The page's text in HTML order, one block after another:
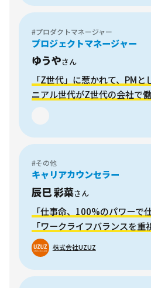
#プロダクトマネージャー
プロジェクトマネージャー
ゆうやさん
「Z世代」に惹かれて、PM
ニアル世代がZ世代の会社で
#その他
キャリアカウンセラー
辰巳 彩菜さん
「仕事命、100%のパワーで
「ワークライフバランスを
まで、“仕事に対する考え方”
株式会社UZUZ